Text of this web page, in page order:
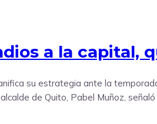
a la capital,
su estrategia ante la
de Quito, Pabel Muñoz,